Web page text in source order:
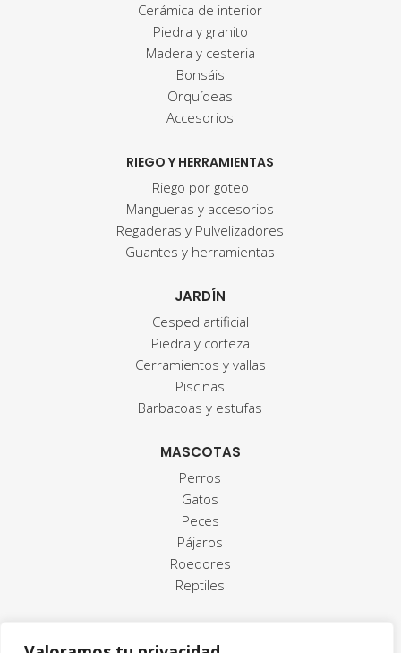
Cerámica de interior
Piedra y granito
Madera y cesteria
Bonsáis
Orquídeas
Accesorios
RIEGO Y HERRAMIENTAS
Riego por goteo
Mangueras y accesorios
Regaderas y Pulvelizadores
Guantes y herramientas
JARDÍN
Cesped artificial
Piedra y corteza
Cerramientos y vallas
Piscinas
Barbacoas y estufas
MASCOTAS
Perros
Gatos
Peces
Pájaros
Roedores
Reptiles